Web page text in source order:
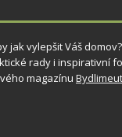
jak vylepšit Váš
rady i inspirativní
magazínu